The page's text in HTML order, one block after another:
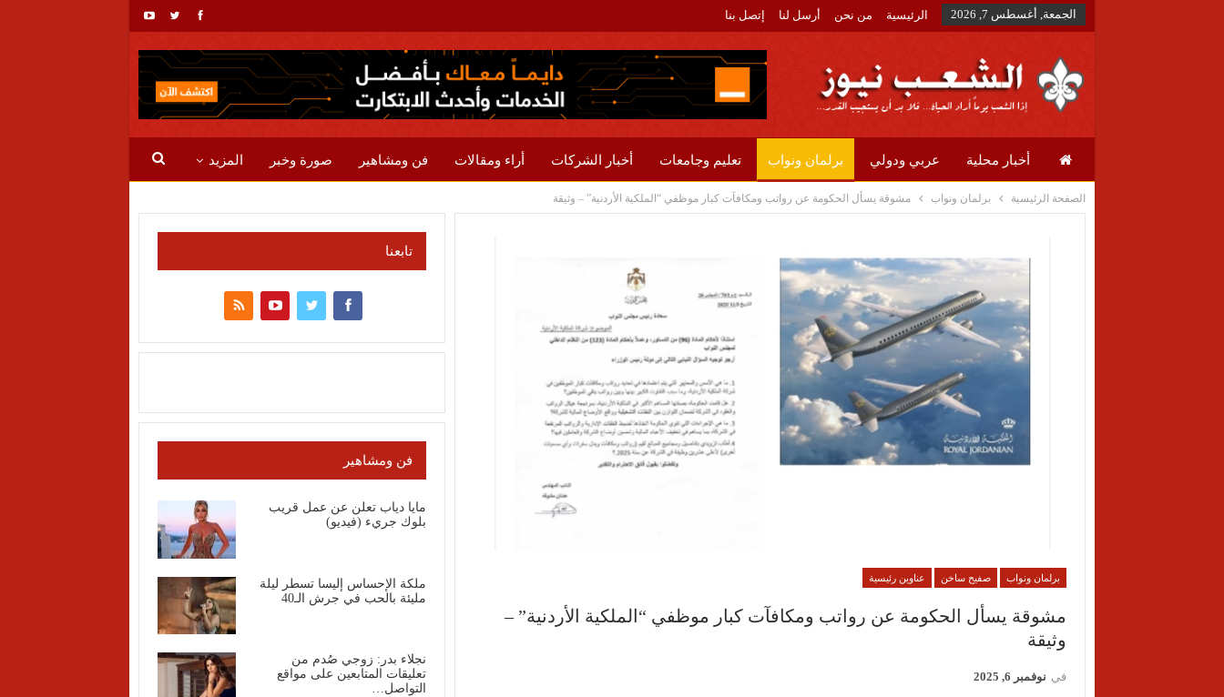
الجمعة, أغسطس 7, 2026 الرئيسية من نحن أرسل لنا إتصل بنا
أخبار محلية عربي ودولي برلمان ونواب تعليم وجامعات أخبار الشركات أراء ومقالات فن ومشاهير صورة وخبر المزيد
الصفحة الرئيسية برلمان ونواب مشوقة يسأل الحكومة عن رواتب ومكافآت كبار موظفي “الملكية الأردنية” – وثيقة
برلمان ونواب صفيح ساخن عناوين رئيسية
مشوقة يسأل الحكومة عن رواتب ومكافآت كبار موظفي “الملكية الأردنية” –
وثيقة
في نوفمبر 6, 2025
تابعنا
فن ومشاهير
مايا دياب تعلن عن عمل قريب
بلوك جريء (فيديو)
ملكة الإحساس إليسا تسطر ليلة
مليئة بالحب في جرش الـ40
نجلاء بدر: زوجي صُدم من
تعليقات المتابعين على مواقع
التواصل…